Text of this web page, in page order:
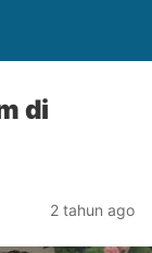
di
2 tahun ago